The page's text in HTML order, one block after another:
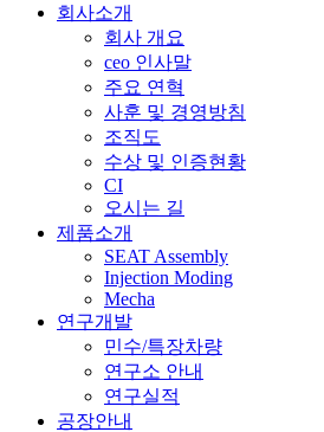
회사소개
회사 개요
ceo 인사말
주요 연혁
사훈 및 경영방침
조직도
수상 및 인증현황
CI
오시는 길
제품소개
SEAT Assembly
Injection Moding
Mecha
연구개발
민수/특장차량
연구소 안내
연구실적
공장안내